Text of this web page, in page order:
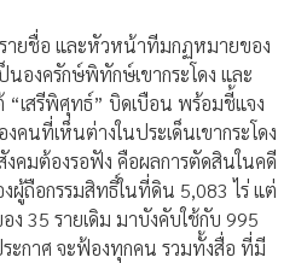
ายชื่อ และหัวหน้าทีมกฏหมายของ
องครักษ์พิทักษ์เขากระโดง และ
เสรีพิศุทธ์” บิดเบือน พร้อมชี้แจง
คนที่เห็นต่างในประเด็นเขากระโดง
งคมต้องรอฟัง คือผลการตัดสินในคดี
ผู้ถือกรรมสิทธิ์ในที่ดิน 5,083 ไร่ แต่
35 รายเดิม มาบังคับใช้กับ 995
ะกาศ จะฟ้องทุกคน รวมทั้งสื่อ ที่มี